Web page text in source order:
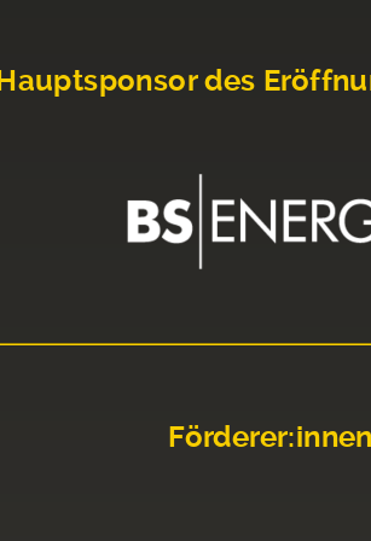
des
Förderer:innen